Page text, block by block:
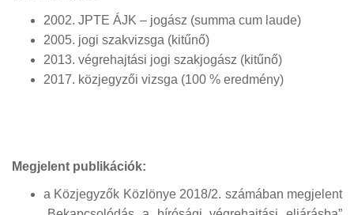
2002. JPTE ÁJK – jogász (summa cum laude)
2005. jogi szakvizsga (kitűnő)
2013. végrehajtási jogi szakjogász (kitűnő)
2017. közjegyzői vizsga (100 % eredmény)
Megjelent publikációk:
a Közjegyzők Közlönye 2018/2. számában megjelent